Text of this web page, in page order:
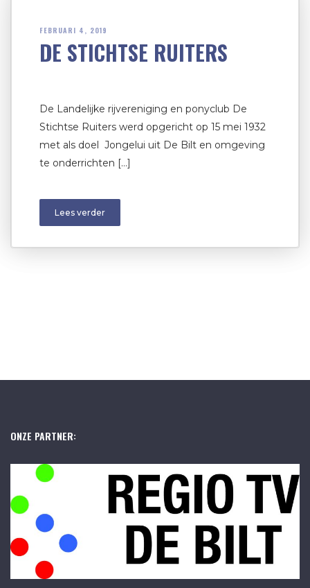
FEBRUARI 4, 2019
DE STICHTSE RUITERS
De Landelijke rijvereniging en ponyclub De
Stichtse Ruiters werd opgericht op 15 mei 1932
met als doel Jongelui uit De Bilt en omgeving
te onderrichten […]
Lees verder
ONZE PARTNER: